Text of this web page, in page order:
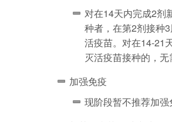
对在14天内完成2剂
种者，在第2剂接种
活疫苗。对在14-21
灭活疫苗接种的，无
加强免疫
现阶段暂不推荐加强